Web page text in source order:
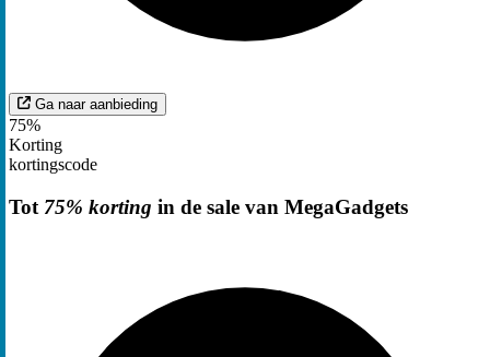
Ga naar aanbieding
75%
Korting
kortingscode
Tot 75% korting in de sale van MegaGadgets